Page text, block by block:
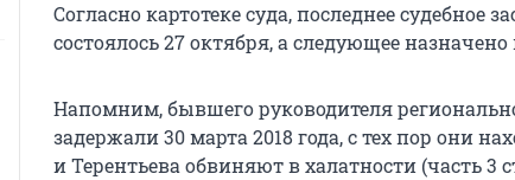
Согласно картотеке суда, последнее судебное
состоялось 27 октября, а следующее назначено
Напомним, бывшего руководителя
задержали 30 марта 2018 года, с тех пор они
и Терентьева обвиняют в халатности (часть 3